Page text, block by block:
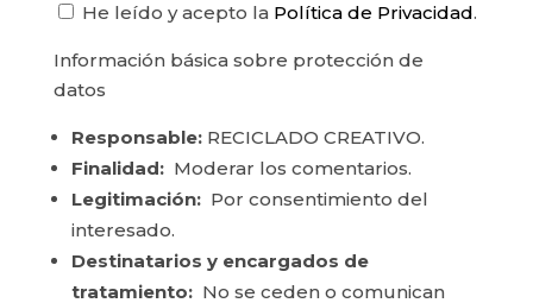
He leído y acepto la Política de Privacidad.
Información básica sobre protección de
datos
Responsable:RECICLADO CREATIVO.
Finalidad:Moderar los comentarios.
Legitimación:Por consentimiento del
interesado.
Destinatarios y encargados de
tratamiento:No se ceden o comunican